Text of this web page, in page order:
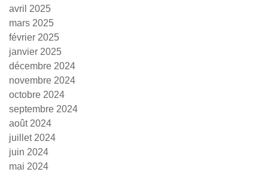
avril 2025
mars 2025
février 2025
janvier 2025
décembre 2024
novembre 2024
octobre 2024
septembre 2024
août 2024
juillet 2024
juin 2024
mai 2024